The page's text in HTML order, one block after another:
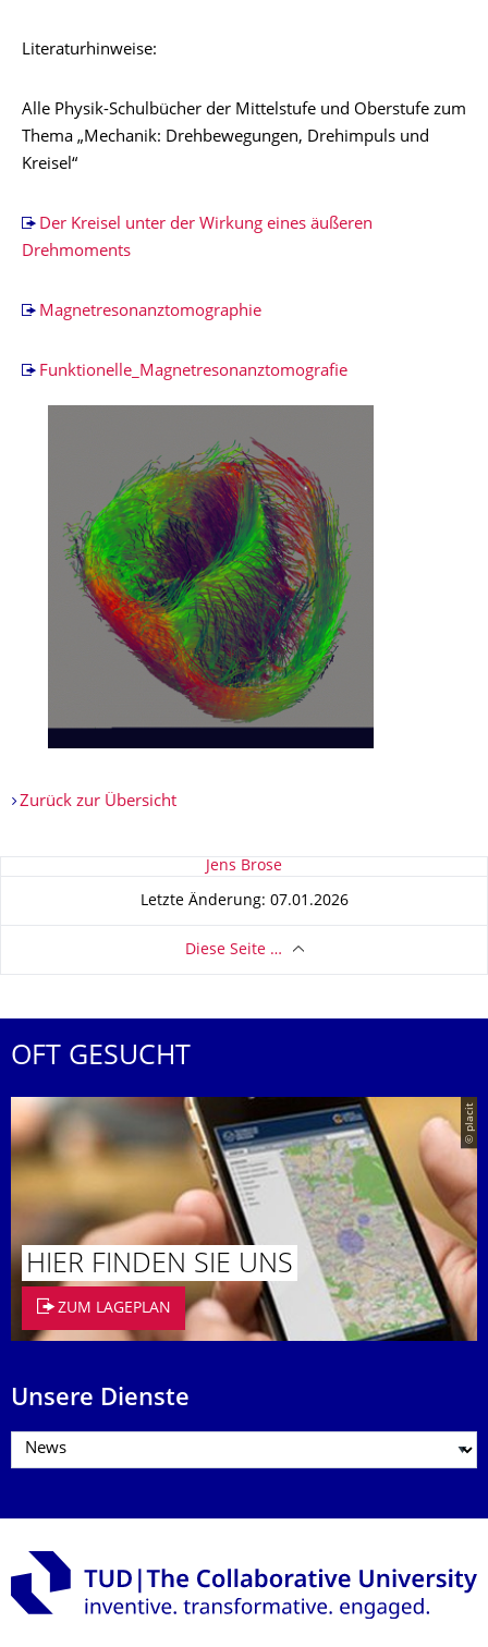
Literaturhinweise:
Alle Physik-Schulbücher der Mittelstufe und Oberstufe zum
Thema „Mechanik: Drehbewegungen, Drehimpuls und
Kreisel“
Der Kreisel unter der Wirkung eines äußeren
Drehmoments
Magnetresonanztomographie
Funktionelle_Magnetresonanztomografie
Zurück zur Übersicht
Zu dieser Seite Jens Brose
Letzte Änderung: 07.01.2026
Diese Seite …
OFT GESUCHT
© placit
HIER FINDEN SIE UNS
ZUM LAGEPLAN
Unsere Dienste